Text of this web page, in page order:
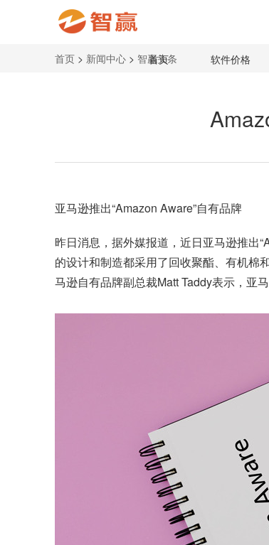
首页 软件价格
首页 > 新闻中心 > 智赢头条
亚马逊推出“Amazon Aware”自有品牌
昨日消息，据外媒报道，近日亚马逊推出
的设计和制造都采用了回收聚酯、有机棉
马逊自有品牌副总裁Matt Taddy表示，亚